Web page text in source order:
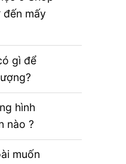
mấy
gì để
hình
nào ?
muốn